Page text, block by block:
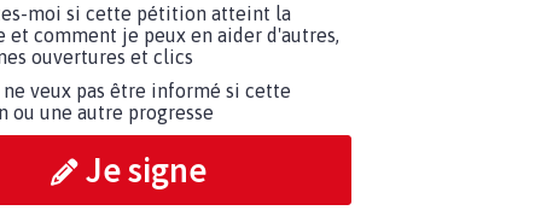
moi si cette pétition atteint la
et comment je peux en aider d'autres,
ouvertures et clics
ne veux pas être informé si cette
ou une autre progresse
Je signe